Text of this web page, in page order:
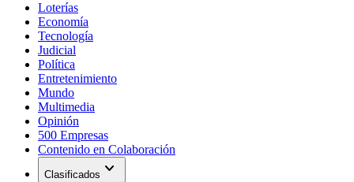
Loterías
Economía
Tecnología
Judicial
Política
Entretenimiento
Mundo
Multimedia
Opinión
500 Empresas
Contenido en Colaboración
Clasificados expand_more